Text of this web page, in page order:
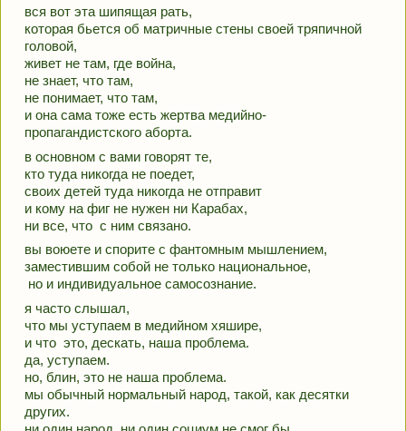
вся вот эта шипящая рать,
которая бьется об матричные стены своей тряпичной
головой,
живет не там, где война,
не знает, что там,
не понимает, что там,
и она сама тоже есть жертва медийно-
пропагандистского аборта.
в основном с вами говорят те,
кто туда никогда не поедет,
своих детей туда никогда не отправит
и кому на фиг не нужен ни Карабах,
ни все, что  с ним связано.
вы воюете и спорите с фантомным мышлением,
заместившим собой не только национальное,
но и индивидуальное самосознание.
я часто слышал,
что мы уступаем в медийном хяшире,
и что  это, дескать, наша проблема.
да, уступаем.
но, блин, это не наша проблема.
мы обычный нормальный народ, такой, как десятки
других.